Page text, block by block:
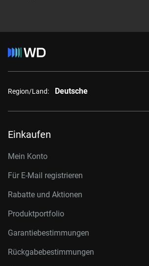
Region/Land: Deutsche
Einkaufen
Mein Konto
Für E-Mail registrieren
Rabatte und Aktionen
Produktportfolio
Garantiebestimmungen
Rückgabebestimmungen